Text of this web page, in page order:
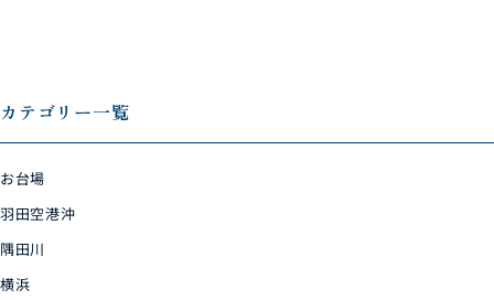
カテゴリー一覧
お台場
羽田空港沖
隅田川
横浜